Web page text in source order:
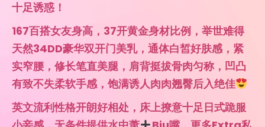
英文流利性格开朗好相处，床上撩意十足日式跪服
小妾感，无条件提供水中萧
Biu嘴，更多Extra私
信
超短期停留布村，火热预约中